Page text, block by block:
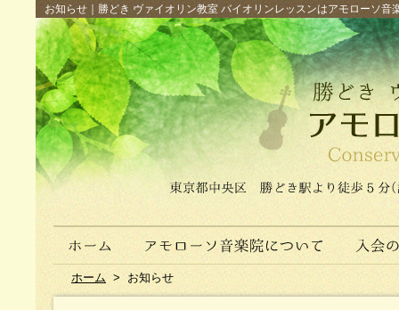
お知らせ｜勝どき ヴァイオリン教室 バイオリンレッスンはアモローソ
ホーム > お知らせ